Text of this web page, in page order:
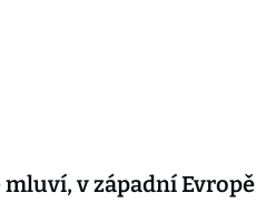
v západní Evropě